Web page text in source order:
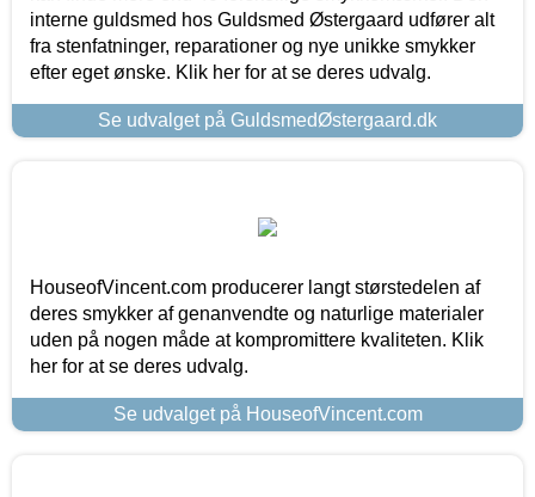
interne guldsmed hos Guldsmed Østergaard udfører alt
fra stenfatninger, reparationer og nye unikke smykker
efter eget ønske. Klik her for at se deres udvalg.
Se udvalget på GuldsmedØstergaard.dk
HouseofVincent.com producerer langt størstedelen af
deres smykker af genanvendte og naturlige materialer
uden på nogen måde at kompromittere kvaliteten. Klik
her for at se deres udvalg.
Se udvalget på HouseofVincent.com